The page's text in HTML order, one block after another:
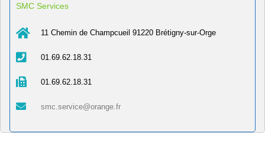
SMC Services
11 Chemin de Champcueil 91220 Brétigny-sur-Orge
01.69.62.18.31
01.69.62.18.31
smc.service@orange.fr